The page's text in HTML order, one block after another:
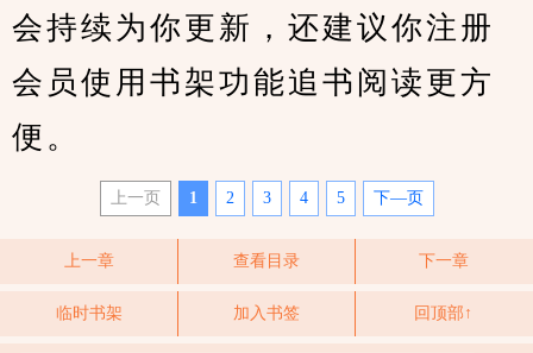
会持续为你更新，还建议你注册
会员使用书架功能追书阅读更方
便。
上一页 1 2 3 4 5 下—页
上一章 查看目录 下一章
临时书架 加入书签 回顶部↑